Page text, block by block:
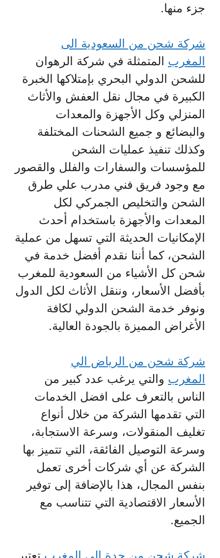
جزء منها.
شركة شحن من السعودية الى
المغربالمتمثلة في شركة الرهوان
للشحن الدولي البحري بإمتلاكها الخبرة
الكبيرة في مجال نقل العفش والأثاث
المنزلي وكل الأجهزة والمعدات
والبضائع و جميع الشحنات المختلفة
وكذلك تنفيذ عمليات الشحن
للمؤسسات والسفارات والفلل والقصور
مع وجود فريق فني مدرب علي طرق
الشحن والتخليص الجمركي لكل
المعدات والأجهزة باستخدام أحدث
الإمكانيات الحديثة التي تسهل من عملية
الشحن، كما أننا نقدم أفضل خدمة في
شحن كل الأشياء من السعودية للمغرب
بأفضل الأسعار، وننقل الأثاث لكل الدول
ونوفر خدمة الشحن الدولي لكافة
الأغراض المميزة بالجودة العالية.
شركة شحن من الرياض الي
المغربوالتي يرغب عدد كبير من
الناس بالتعرف على افضل الخدمات
التي تقدمها الشركة من خلال أنواع
تغليف المنقولات، وسرعة الاستجابة،
وسرعة التوصيل الفائقة، التي تتميز بها
الشركة عن أي شركات أخرى تعمل
بنفس المجال، هذا بالإضافة إلى توفير
الأسعار الاقتصادية التي تتناسب مع
الجميع.